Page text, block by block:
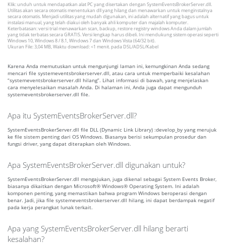
Klik: unduh untuk mendapatkan alat PC yang disertakan dengan SystemEventsBrokerServer.dll.
Utilitas akan secara otomatis menentukan dll yang hilang dan menawarkan untuk menginstalnya
secara otomatis. Menjadi utilitas yang mudah digunakan, ini adalah alternatif yang bagus untuk
instalasi manual, yang telah diakui oleh banyak ahli komputer dan majalah komputer.
Keterbatasan: versi trial menawarkan scan, backup, restore registry windows Anda dalam jumlah
yang tidak terbatas secara GRATIS. Versi lengkap harus dibeli. Ini mendukung sistem operasi seperti
Windows 10, Windows 8 / 8.1, Windows 7 dan Windows Vista (64/32 bit).
Ukuran File: 3,04 MB, Waktu download: <1 menit. pada DSL/ADSL/Kabel
Karena Anda memutuskan untuk mengunjungi laman ini, kemungkinan Anda sedang
mencari file systemeventsbrokerserver.dll, atau cara untuk memperbaiki kesalahan
“systemeventsbrokerserver.dll hilang”. Lihat informasi di bawah, yang menjelaskan
cara menyelesaikan masalah Anda. Di halaman ini, Anda juga dapat mengunduh
systemeventsbrokerserver.dll file.
Apa itu SystemEventsBrokerServer.dll?
SystemEventsBrokerServer.dll file DLL (Dynamic Link Library) :develop_by yang merujuk
ke file sistem penting dari OS Windows. Biasanya berisi sekumpulan prosedur dan
fungsi driver, yang dapat diterapkan oleh Windows.
Apa SystemEventsBrokerServer.dll digunakan untuk?
SystemEventsBrokerServer.dll mengajukan, juga dikenal sebagai System Events Broker,
biasanya dikaitkan dengan Microsoft® Windows® Operating System. Ini adalah
komponen penting, yang memastikan bahwa program Windows beroperasi dengan
benar. Jadi, jika file systemeventsbrokerserver.dll hilang, ini dapat berdampak negatif
pada kerja perangkat lunak terkait.
Apa yang SystemEventsBrokerServer.dll hilang berarti
kesalahan?